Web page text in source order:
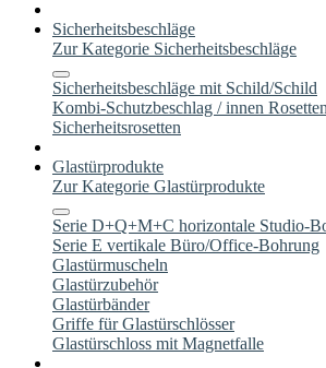
Sicherheitsbeschläge
Zur Kategorie Sicherheitsbeschläge
Sicherheitsbeschläge mit Schild/Schild
Kombi-Schutzbeschlag / innen
Sicherheitsrosetten
Glastürprodukte
Zur Kategorie Glastürprodukte
Serie D+Q+M+C horizontale Studio-
Serie E vertikale Büro/Office-Bohrung
Glastürmuscheln
Glastürzubehör
Glastürbänder
Griffe für Glastürschlösser
Glastürschloss mit Magnetfalle